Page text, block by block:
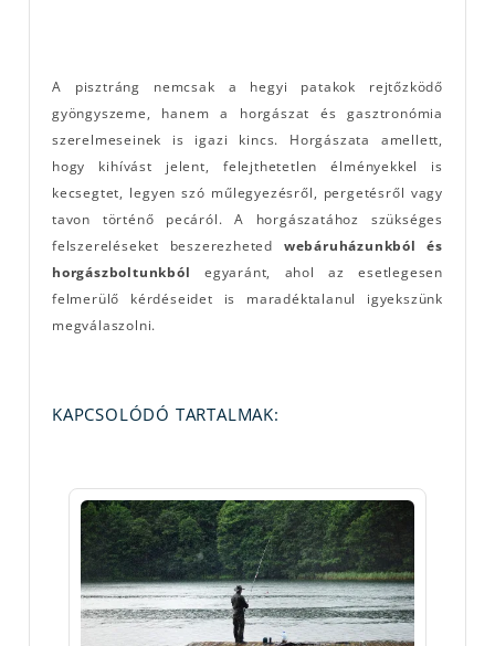
A pisztráng nemcsak a hegyi patakok rejtőzködő
gyöngyszeme, hanem a horgászat és gasztronómia
szerelmeseinek is igazi kincs. Horgászata amellett,
hogy kihívást jelent, felejthetetlen élményekkel is
kecsegtet, legyen szó műlegyezésről, pergetésről vagy
tavon történő pecáról. A horgászatához szükséges
felszereléseket beszerezheted webáruházunkból és
horgászboltunkból egyaránt, ahol az esetlegesen
felmerülő kérdéseidet is maradéktalanul igyekszünk
megválaszolni.
KAPCSOLÓDÓ TARTALMAK: